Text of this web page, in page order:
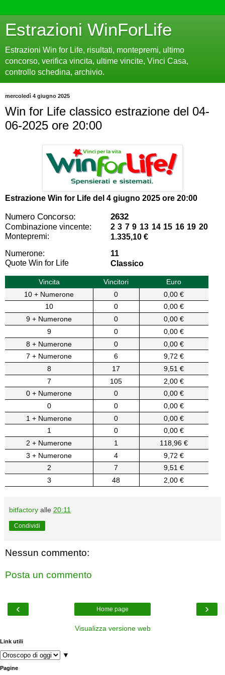
Estrazioni WinForLife
Estrazioni Win for Life, risultati, montepremi, ultimo
concorso, verifica vincita, ultime vincite, Vinci Casa,
controllo schedina, archivio.
mercoledì 4 giugno 2025
Win for Life classico estrazione del 04-
06-2025 ore 20:00
Estrazione Win for Life del 4 giugno 2025 ore 20:00
Numero Concorso: 2632
Combinazione vincente:
2 3 7 9 13 14 15 16 19 20
Montepremi:
1.335,10 €
Numerone:
11
Quote Win for Life
Classico
Vincita Vincitori
Euro
10 + Numerone
0
0,00 €
10
0
0,00 €
9 + Numerone
0
0,00 €
9
0
0,00 €
8 + Numerone
0
0,00 €
7 + Numerone
6
9,72 €
8
17
9,51 €
7
105
2,00 €
0 + Numerone
0
0,00 €
0
0
0,00 €
1 + Numerone
0
0,00 €
1
0
0,00 €
2 + Numerone
1
118,96 €
3 + Numerone
4
9,72 €
2
7
9,51 €
3
48 2,00 €
bitfactory alle 20:11
Condividi
Nessun commento:
Posta un commento
‹ ›
Home page
Visualizza versione web
Link utili
▼
Pagine